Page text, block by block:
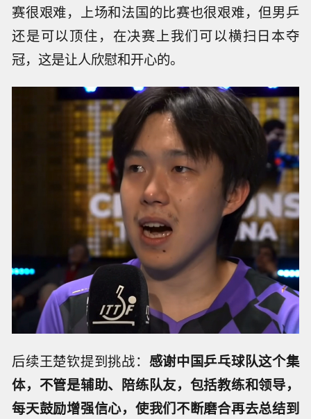
赛很艰难，上场和法国的比赛也很艰难，但男乒
还是可以顶住，在决赛上我们可以横扫日本夺
冠，这是让人欣慰和开心的。
后续王楚钦提到挑战： 感谢中国乒乓球队这个集
体，不管是辅助、陪练队友，包括教练和领导，
每天鼓励增强信心，使我们不断磨合再去总结到